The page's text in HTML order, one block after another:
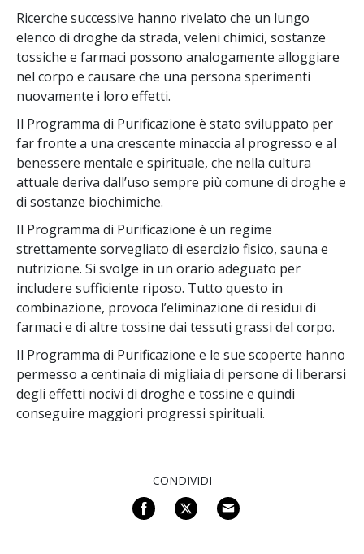
Ricerche successive hanno rivelato che un lungo
elenco di droghe da strada, veleni chimici, sostanze
tossiche e farmaci possono analogamente alloggiare
nel corpo e causare che una persona sperimenti
nuovamente i loro effetti.
Il Programma di Purificazione è stato sviluppato per
far fronte a una crescente minaccia al progresso e al
benessere mentale e spirituale, che nella cultura
attuale deriva dall’uso sempre più comune di droghe e
di sostanze biochimiche.
Il Programma di Purificazione è un regime
strettamente sorvegliato di esercizio fisico, sauna e
nutrizione. Si svolge in un orario adeguato per
includere sufficiente riposo. Tutto questo in
combinazione, provoca l’eliminazione di residui di
farmaci e di altre tossine dai tessuti grassi del corpo.
Il Programma di Purificazione e le sue scoperte hanno
permesso a centinaia di migliaia di persone di liberarsi
degli effetti nocivi di droghe e tossine e quindi
conseguire maggiori progressi spirituali.
CONDIVIDI